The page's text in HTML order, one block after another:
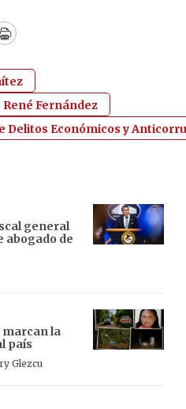
Print
René Fernández
Delitos Económicos y
general
abogado de
marcan la
país
Glezcu